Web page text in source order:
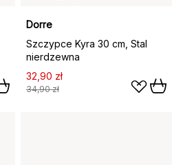
Dorre
Szczypce Kyra 30 cm, Stal
nierdzewna
32,90 zł
34,90 zł